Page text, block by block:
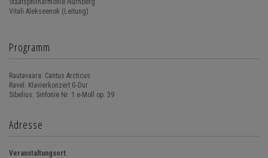
Staatsphilharmonie Nürnberg
Vitali Alekseenok (Leitung)
Programm
Rautavaara: Cantus Arcticus
Ravel: Klavierkonzert G-Dur
Sibelius: Sinfonie Nr. 1 e-Moll op. 39
Adresse
Veranstaltungsort